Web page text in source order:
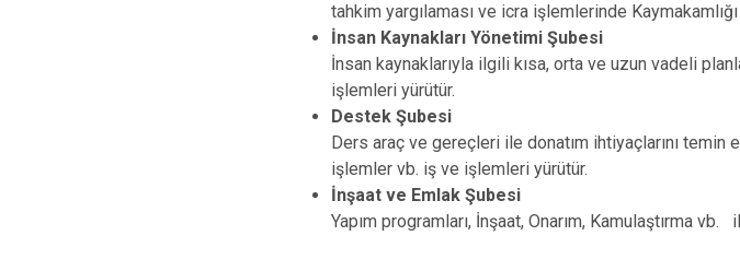
tahkim yargılaması ve icra işlemlerinde
İnsan Kaynakları Yönetimi Şubesi
İnsan kaynaklarıyla ilgili kısa, orta ve uzun vadeli
işlemleri yürütür.
Destek Şubesi
Ders araç ve gereçleri ile donatım ihtiyaçlarını temin
işlemler vb. iş ve işlemleri yürütür.
İnşaat ve Emlak Şubesi
Yapım programları, İnşaat, Onarım, Kamulaştırma